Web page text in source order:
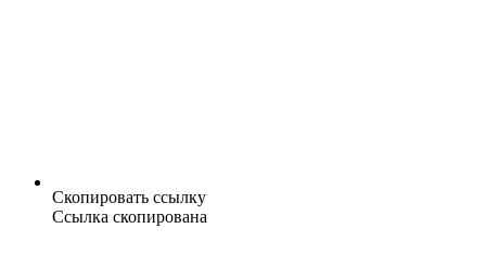
Скопировать ссылку
Ссылка скопирована